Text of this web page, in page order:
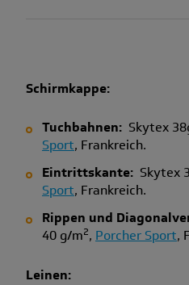
Schirmkappe:
Tuchbahnen:Skytex
Sport, Frankreich.
Eintrittskante:Skytex
Sport, Frankreich.
Rippen und
40 g/m2, Porcher Sport,
Leinen: